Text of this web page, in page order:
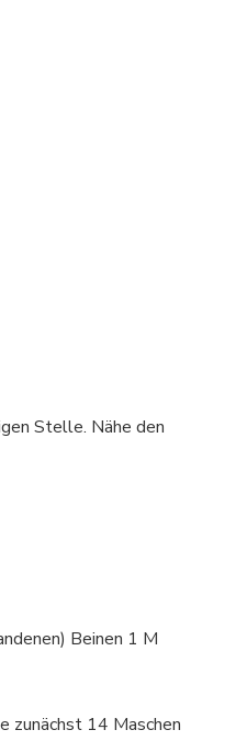
Stelle. Nähe den
Beinen 1 M
zunächst 14 Maschen